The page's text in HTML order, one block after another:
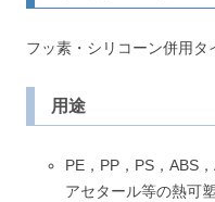
フッ素・シリコーン併用タ
用途
PE，PP，PS，ABS
アセタール等の熱可